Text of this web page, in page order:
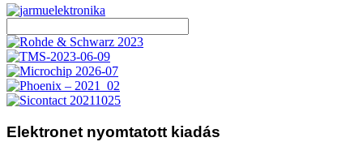
Elektronet nyomtatott kiadás